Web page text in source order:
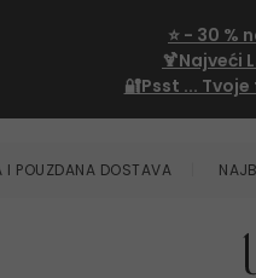
⭐ - 30 %
🍹Najveći
🔐Psst ...
I POUZDANA DOSTAVA